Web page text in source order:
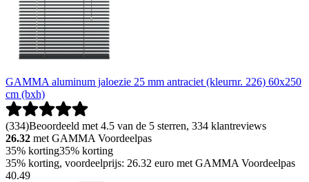
GAMMA aluminum jaloezie 25 mm antraciet (kleurnr. 226) 60x250
cm (bxh)
(334)Beoordeeld met 4.5 van de 5 sterren, 334 klantreviews
26.32 met GAMMA Voordeelpas
35% korting35% korting
35% korting, voordeelprijs: 26.32 euro met GAMMA Voordeelpas
40.49